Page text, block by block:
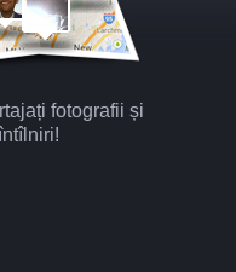
fotografii și